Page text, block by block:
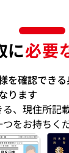
に必要
を確認でき
ります
、現住所記
をお持ちく